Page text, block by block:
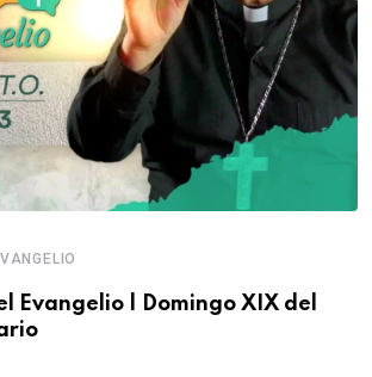
Evangelio | Domingo XIX del